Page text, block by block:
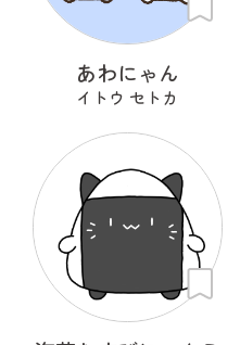
あわにゃん
イトウ セトカ